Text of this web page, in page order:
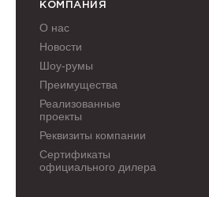
КОМПАНИЯ
О нас
Новости
Шоу-румы
Преимущества
Реализованные
проекты
Реквизиты компании
Сертификаты
официального дилера